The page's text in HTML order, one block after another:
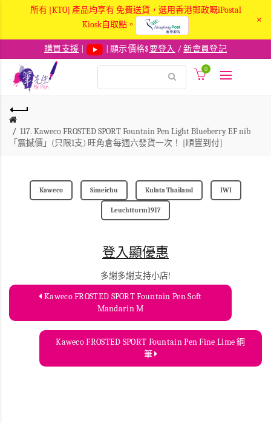
所有 [KTO] 產品均享有 免費送貨，選用香港郵政嘅iPostal
Kiosk自取點。
×
購買支援 | 顯示價格$要登入 /新會員登記
0
117. Kaweco FROSTED SPORT Fountain Pen Light Blueberry EF nib
「震撼價」(只限1支) 旺角倉每週六發貨一次！ [順豐到付]
Kaweco Simeichu Kulata Thailand IWI
Leuchtturm1917
登入顯優惠
多謝多謝支持小店!
Kaweco FROSTED SPORT Fountain Pen Soft
Mandarin M
Kaweco FROSTED SPORT Fountain Pen Fine Lime 鋼
筆